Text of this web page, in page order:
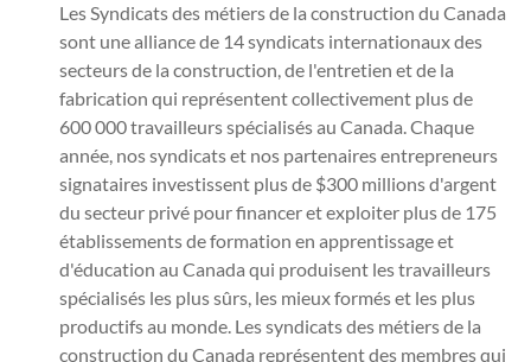
Les Syndicats des métiers de la construction du Canada
sont une alliance de 14 syndicats internationaux des
secteurs de la construction, de l'entretien et de la
fabrication qui représentent collectivement plus de
600 000 travailleurs spécialisés au Canada. Chaque
année, nos syndicats et nos partenaires entrepreneurs
signataires investissent plus de $300 millions d'argent
du secteur privé pour financer et exploiter plus de 175
établissements de formation en apprentissage et
d'éducation au Canada qui produisent les travailleurs
spécialisés les plus sûrs, les mieux formés et les plus
productifs au monde. Les syndicats des métiers de la
construction du Canada représentent des membres qui